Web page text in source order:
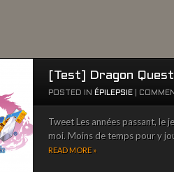
[Test] Dragon
POSTED IN ÉPILEPSIE
Tweet Les années passant, le
moi. Moins de temps pour y
READ MORE »